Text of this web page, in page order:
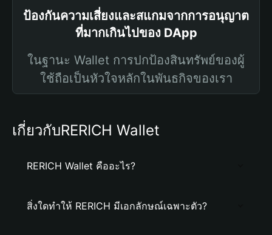
ป้องกันความเสี่ยงและสแกมจากการอนุญาต
ที่มากเกินไปของ DApp
ในฐานะ Wallet การปกป้องสินทรัพย์ของผู้
ใช้ถือเป็นหัวใจหลักในพันธกิจของเรา
เกี่ยวกับRERICH Wallet
RERICH Wallet คืออะไร?
สิ่งใดทำให้ RERICH มีเอกลักษณ์เฉพาะตัว?